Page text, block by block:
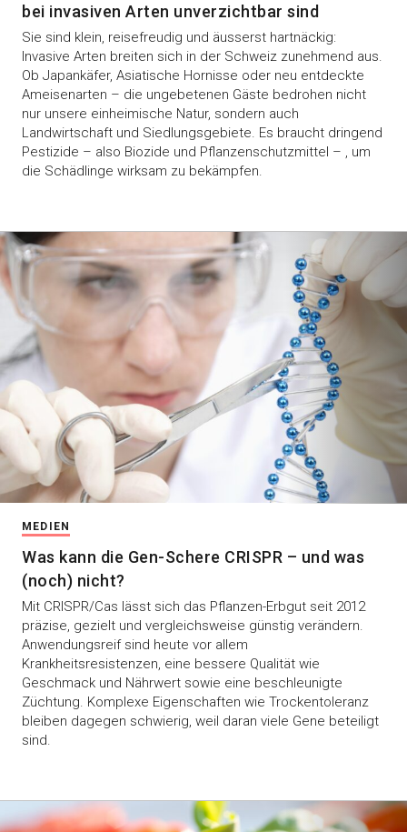
bei invasiven Arten unverzichtbar sind
Sie sind klein, reisefreudig und äusserst hartnäckig:
Invasive Arten breiten sich in der Schweiz zunehmend aus.
Ob Japankäfer, Asiatische Hornisse oder neu entdeckte
Ameisenarten – die ungebetenen Gäste bedrohen nicht
nur unsere einheimische Natur, sondern auch
Landwirtschaft und Siedlungsgebiete. Es braucht dringend
Pestizide – also Biozide und Pflanzenschutzmittel – , um
die Schädlinge wirksam zu bekämpfen.
MEDIEN
Was kann die Gen-Schere CRISPR – und was
(noch) nicht?
Mit CRISPR/Cas lässt sich das Pflanzen-Erbgut seit 2012
präzise, gezielt und vergleichsweise günstig verändern.
Anwendungsreif sind heute vor allem
Krankheitsresistenzen, eine bessere Qualität wie
Geschmack und Nährwert sowie eine beschleunigte
Züchtung. Komplexe Eigenschaften wie Trockentoleranz
bleiben dagegen schwierig, weil daran viele Gene beteiligt
sind.